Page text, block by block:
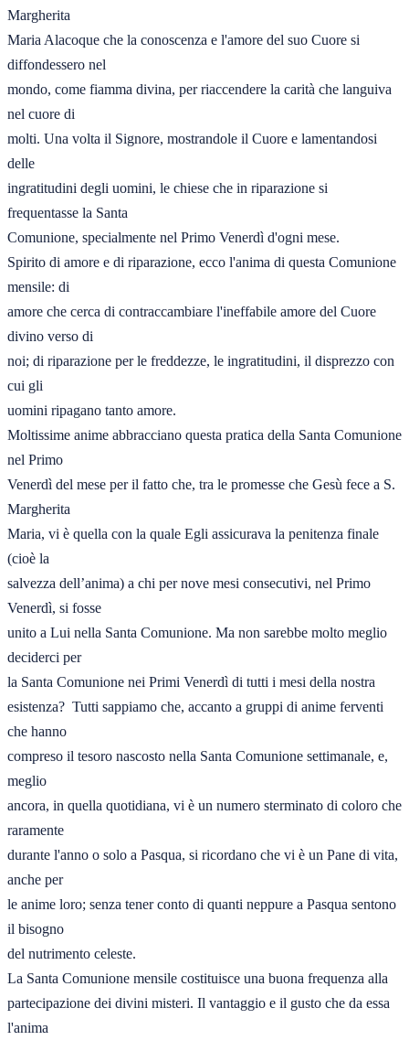
Margherita
Maria Alacoque che la conoscenza e l'amore del suo Cuore si
diffondessero nel
mondo, come fiamma divina, per riaccendere la carità che languiva
nel cuore di
molti. Una volta il Signore, mostrandole il Cuore e lamentandosi
delle
ingratitudini degli uomini, le chiese che in riparazione si
frequentasse la Santa
Comunione, specialmente nel Primo Venerdì d'ogni mese.
Spirito di amore e di riparazione, ecco l'anima di questa Comunione
mensile: di
amore che cerca di contraccambiare l'ineffabile amore del Cuore
divino verso di
noi; di riparazione per le freddezze, le ingratitudini, il disprezzo con
cui gli
uomini ripagano tanto amore.
Moltissime anime abbracciano questa pratica della Santa Comunione
nel Primo
Venerdì del mese per il fatto che, tra le promesse che Gesù fece a S.
Margherita
Maria, vi è quella con la quale Egli assicurava la penitenza finale
(cioè la
salvezza dell’anima) a chi per nove mesi consecutivi, nel Primo
Venerdì, si fosse
unito a Lui nella Santa Comunione. Ma non sarebbe molto meglio
deciderci per
la Santa Comunione nei Primi Venerdì di tutti i mesi della nostra
esistenza?  Tutti sappiamo che, accanto a gruppi di anime ferventi
che hanno
compreso il tesoro nascosto nella Santa Comunione settimanale, e,
meglio
ancora, in quella quotidiana, vi è un numero sterminato di coloro che
raramente
durante l'anno o solo a Pasqua, si ricordano che vi è un Pane di vita,
anche per
le anime loro; senza tener conto di quanti neppure a Pasqua sentono
il bisogno
del nutrimento celeste.
La Santa Comunione mensile costituisce una buona frequenza alla
partecipazione dei divini misteri. Il vantaggio e il gusto che da essa
l'anima